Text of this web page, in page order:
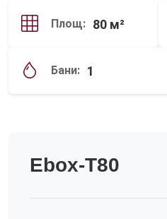
Площ: 80 м²
Бани: 1
Ebox-T80